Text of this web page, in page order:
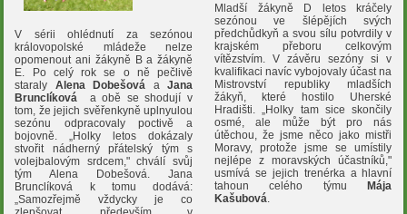
V sérii ohlédnutí za sezónou
královopolské mládeže nelze
opomenout ani žákyně B a žákyně
E. Po celý rok se o ně pečlivě
staraly Alena Dobešová a Jana
Brunclíková a obě se shodují v
tom, že jejich svěřenkyně uplnyulou
sezónu odpracovaly poctivě a
bojovně. „Holky letos dokázaly
stvořit nádherný přátelský tým s
volejbalovým srdcem," chválí svůj
tým Alena Dobešová. Jana
Brunclíková k tomu dodává:
„Samozřejmě vždycky je co
Mladší žákyně D letos kráčely
sezónou ve šlépějích svých
předchůdkyň a svou sílu potvrdily v
krajském přeboru celkovým
vítězstvím. V závěru sezóny si v
kvalifikaci navíc vybojovaly účast na
Mistrovství republiky mladších
žákyň, které hostilo Uherské
Hradišti. „Holky tam sice skončily
osmé, ale může být pro nás
útěchou, že jsme něco jako mistři
Moravy, protože jsme se umístily
nejlépe z moravských účastníků,"
usmívá se jejich trenérka a hlavní
tahoun celého týmuMája
Kašubová